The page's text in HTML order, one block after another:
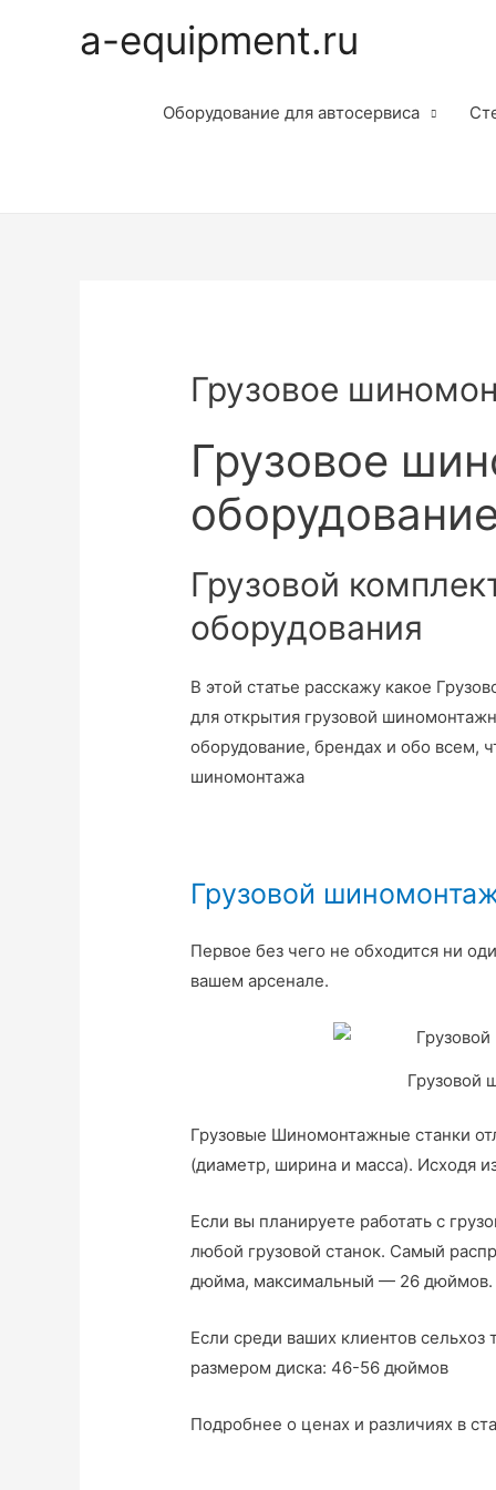
a-equipment.ru
Оборудование для автосервиса
Грузовое
Грузовое
Грузовой
оборудования
В этой статье расскажу какое
для открытия грузовой
оборудование, брендах и обо всем,
шиномонтажа
Грузовой
Первое без чего не обходится ни
вашем арсенале.
Грузовой
Грузовые Шиномонтажные станки
(диаметр, ширина и масса). Исходя
Если вы планируете работать с
любой грузовой станок. Самый
дюйма, максимальный — 26 дюймов.
Если среди ваших клиентов сельхоз
размером диска: 46-56 дюймов
Подробнее о ценах и различиях в